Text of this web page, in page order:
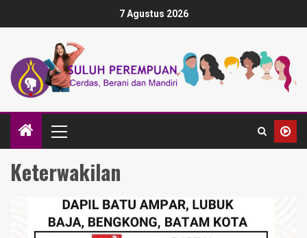
7 Agustus 2026
Keterwakilan